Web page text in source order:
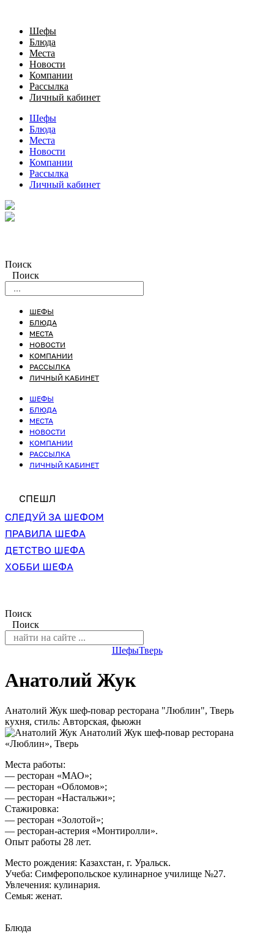
Шефы
Блюда
Места
Новости
Компании
Рассылка
Личный кабинет
Шефы
Блюда
Места
Новости
Компании
Рассылка
Личный кабинет
Поиск
Поиск
ШЕФЫ
БЛЮДА
МЕСТА
НОВОСТИ
КОМПАНИИ
РАССЫЛКА
ЛИЧНЫЙ КАБИНЕТ
ШЕФЫ
БЛЮДА
МЕСТА
НОВОСТИ
КОМПАНИИ
РАССЫЛКА
ЛИЧНЫЙ КАБИНЕТ
СПЕШЛ
СЛЕДУЙ ЗА ШЕФОМ
ПРАВИЛА ШЕФА
ДЕТСТВО ШЕФА
ХОББИ ШЕФА
Поиск
Поиск
ШефыТверь
Анатолий Жук
Анатолий Жук шеф-повар ресторана "Люблин", Тверь
кухня, стиль: Авторская, фьюжн
Места работы:
— ресторан «МАО»;
— ресторан «Обломов»;
— ресторан «Настальжи»;
Стажировка:
— ресторан «Золотой»;
— ресторан-астерия «Монтиролли».
Опыт работы 28 лет.
Место рождения: Казахстан, г. Уральск.
Учеба: Симферопольское кулинарное училище №27.
Увлечения: кулинария.
Семья: женат.
Блюда